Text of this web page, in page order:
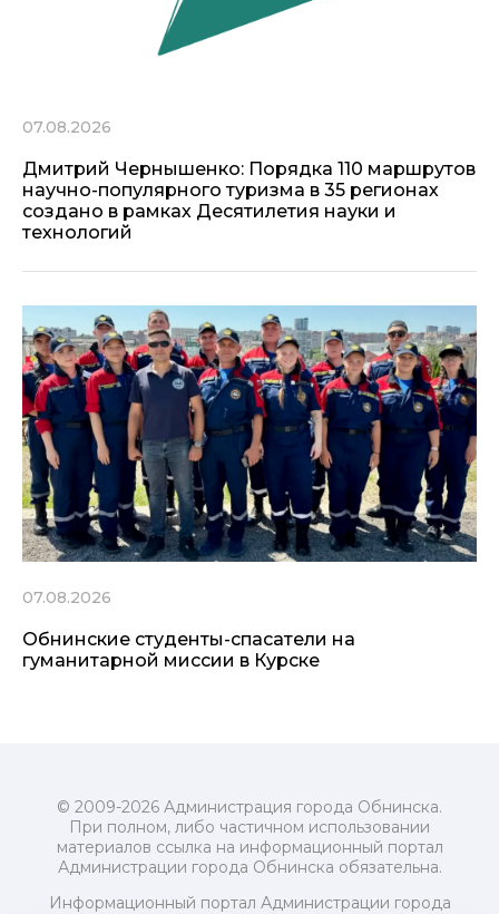
07.08.2026
Дмитрий Чернышенко: Порядка 110 маршрутов
научно-популярного туризма в 35 регионах
создано в рамках Десятилетия науки и
технологий
07.08.2026
Обнинские студенты-спасатели на
гуманитарной миссии в Курске
© 2009-2026 Администрация города Обнинска.
При полном, либо частичном использовании
материалов ссылка на информационный портал
Администрации города Обнинска обязательна.
Информационный портал Администрации города